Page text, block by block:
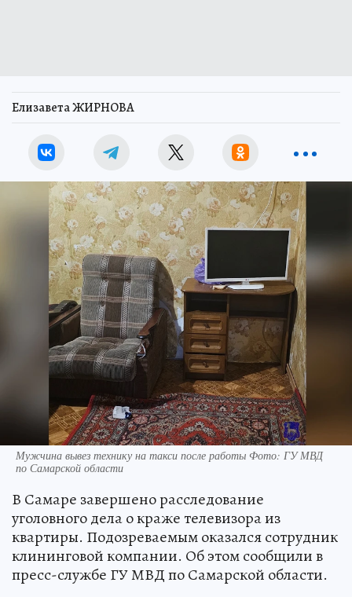
Елизавета ЖИРНОВА
Мужчина вывез технику на такси после работы Фото: ГУ МВД
по Самарской области
В Самаре завершено расследование
уголовного дела о краже телевизора из
квартиры. Подозреваемым оказался сотрудник
клининговой компании. Об этом сообщили в
пресс-службе ГУ МВД по Самарской области.